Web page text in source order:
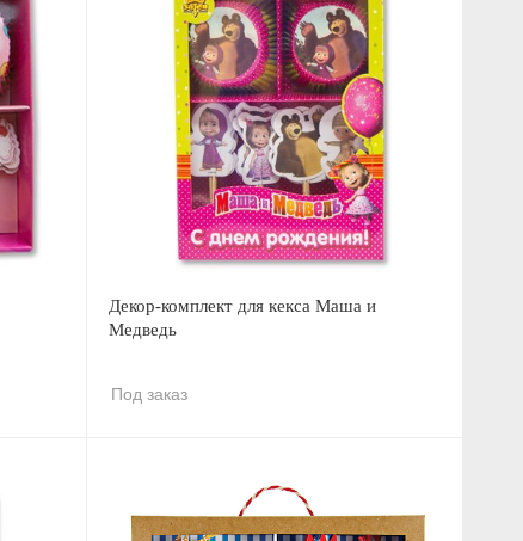
Декор-комплект для кекса Маша и
Медведь
Под заказ